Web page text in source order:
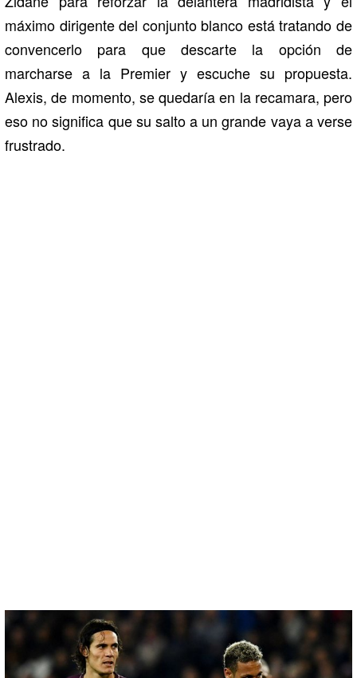
máximo dirigente del conjunto blanco está tratando de
convencerlo para que descarte la opción de
marcharse a la Premier y escuche su propuesta.
Alexis, de momento, se quedaría en la recamara, pero
eso no significa que su salto a un grande vaya a verse
frustrado.